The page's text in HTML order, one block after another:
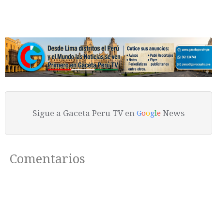
Sigue a Gaceta Peru TV en Google News
Comentarios